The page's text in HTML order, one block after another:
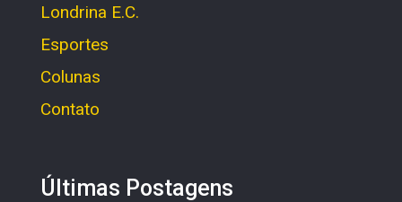
Londrina E.C.
Esportes
Colunas
Contato
Últimas Postagens